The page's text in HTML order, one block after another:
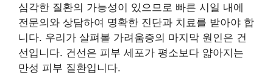
심각한 질환의 가능성이 있으므로 빠른 시일 내에
전문의와 상담하여 명확한 진단과 치료를 받아야 합
니다. 우리가 살펴볼 가려움증의 마지막 원인은 건
선입니다. 건선은 피부 세포가 평소보다 얇아지는
만성 피부 질환입니다.